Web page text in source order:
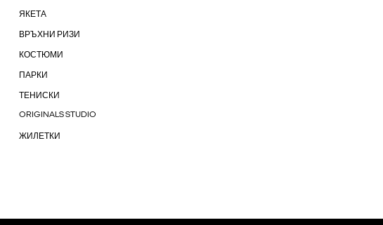
ЯКЕТА
ВРЪХНИ РИЗИ
КОСТЮМИ
ПАРКИ
ТЕНИСКИ
ORIGINALS STUDIO
ЖИЛЕТКИ